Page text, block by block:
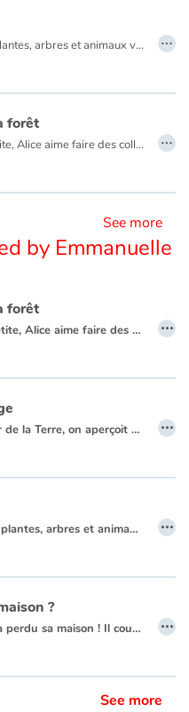
Au cœur de la forêt, plantes, arbres et animaux vivent en toute harmonie au gré des saisons. Au printemps, la forêt se réveille. De petites pousses de fleurs et d'arbres percent la terre, les bourgeons gonflent avant d'éclore. L'été, les feuilles des arbres se gorgent de soleil ! Leur ombre protège un jeune faon des prédateurs. Les arbres changent de couleur en automne, leurs feuilles tapissent le sol et nourrissent la terre et ses habitants. Avec l'hiver, vient le silence, végétaux et petits mammifères se sont endormis. Mais gare au sanglier qui creuse dans la neige et le sol pour trouver à manger ! …
forêt
Depuis qu'elle est petite, Alice aime faire des collections. Des collections de plumes, de feuilles, de bouts de bois... Mais celle qu’elle préfère, c'est sa collection de graines ! Un jour, alors qu'elle était en train de les planter juste pour le plaisir de les voir pousser, elle entend un drôle de murmure... le murmure de la forêt ! Alice veut l'aider, alors elle convainc ses camarades de classe de se lancer dans une folle aventure : faire pousser une forêt urbaine dans la cour de l'école !
…
See more
by Emmanuelle
forêt
Depuis qu'elle est petite, Alice aime faire des collections. Des collections de plumes, de feuilles, de bouts de bois... Mais celle qu’elle préfère, c'est sa collection de graines ! Un jour, alors qu'elle était en train de les planter juste pour le plaisir de les voir pousser, elle entend un drôle de murmure... le murmure de la forêt ! Alice veut l'aider, alors elle convainc ses camarades de classe de se lancer dans une folle aventure : faire pousser une forêt urbaine dans la cour de l'école !
…
Quand on fait le tour de la Terre, on aperçoit des animaux, des insectes, des plantes... Avec les roches, l’eau et l’air, tout ce petit monde s’organise et façonne des tableaux vivants, tous différents. Pour faire sérieux, on les appelle des écosystèmes. Point de départ : la forêt tempérée ! Puis nous plongeons dans la rivière pour émerger, loin loin loin... sur une plage de sable fin. L’excursion continue avec la barrière de corail, la forêt tropicale, la savane... Vient le temps des déserts : beige et chaud pour le Sahara, blanc et froid pour la banquise. Et enfin, l’aventure se termine dans notre propre corps, qui abrite nos gentilles bactéries ! …
Au cœur de la forêt, plantes, arbres et animaux vivent en toute harmonie au gré des saisons. Au printemps, la forêt se réveille. De petites pousses de fleurs et d'arbres percent la terre, les bourgeons gonflent avant d'éclore. L'été, les feuilles des arbres se gorgent de soleil ! Leur ombre protège un jeune faon des prédateurs. Les arbres changent de couleur en automne, leurs feuilles tapissent le sol et nourrissent la terre et ses habitants. Avec l'hiver, vient le silence, végétaux et petits mammifères se sont endormis. Mais gare au sanglier qui creuse dans la neige et le sol pour trouver à manger ! …
?
Le poussin Valentin a perdu sa maison ! Il court de-ci, de-là... Il interroge ses voisins... …
See more